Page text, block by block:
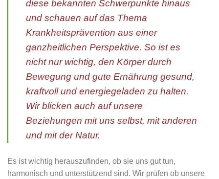
diese bekannten Schwerpunkte hinaus
und schauen auf das Thema
Krankheitsprävention aus einer
ganzheitlichen Perspektive. So ist es
nicht nur wichtig, den Körper durch
Bewegung und gute Ernährung gesund,
kraftvoll und energiegeladen zu halten.
Wir blicken auch auf unsere
Beziehungen mit uns selbst, mit anderen
und mit der Natur.
Es ist wichtig herauszufinden, ob sie uns gut tun,
harmonisch und unterstützend sind. Wir prüfen ob unsere